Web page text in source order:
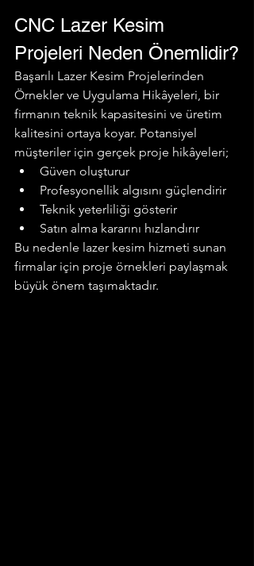
CNC Lazer Kesim
Projeleri Neden Önemlidir?
Başarılı Lazer Kesim Projelerinden
Örnekler ve Uygulama Hikâyeleri, bir
firmanın teknik kapasitesini ve üretim
kalitesini ortaya koyar. Potansiyel
müşteriler için gerçek proje hikâyeleri;
Güven oluşturur
Profesyonellik algısını güçlendirir
Teknik yeterliliği gösterir
Satın alma kararını hızlandırır
Bu nedenle lazer kesim hizmeti sunan
firmalar için proje örnekleri paylaşmak
büyük önem taşımaktadır.